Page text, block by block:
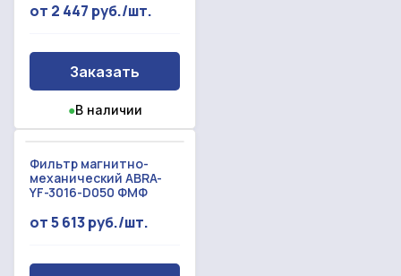
от 2 447 руб./шт.
Заказать
●В наличии
Фильтр магнитно-
механический ABRA-
YF-3016-D050 ФМФ
от 5 613 руб./шт.